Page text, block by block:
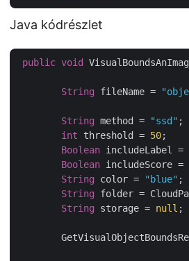
Java kódrészlet
public void
String fileName =
String method = "ssd" ;
int threshold = 50;
Boolean includeLabel =
Boolean includeScore =
String color = "blue" ;
String folder =
String storage = null ;